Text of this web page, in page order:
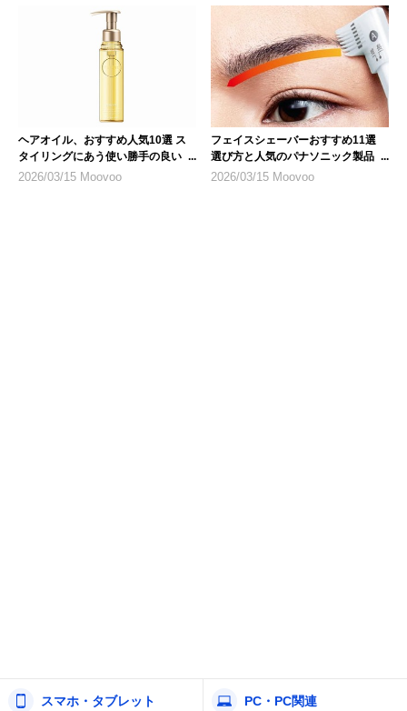
ヘアオイル、おすすめ人気10選 ス
タイリングにあう使い勝手の良いも
のを
2026/03/15 Moovoo
フェイスシェーバーおすすめ11選
選び方と人気のパナソニック製品も
登場
2026/03/15 Moovoo
スマホ・タブレット PC・PC関連